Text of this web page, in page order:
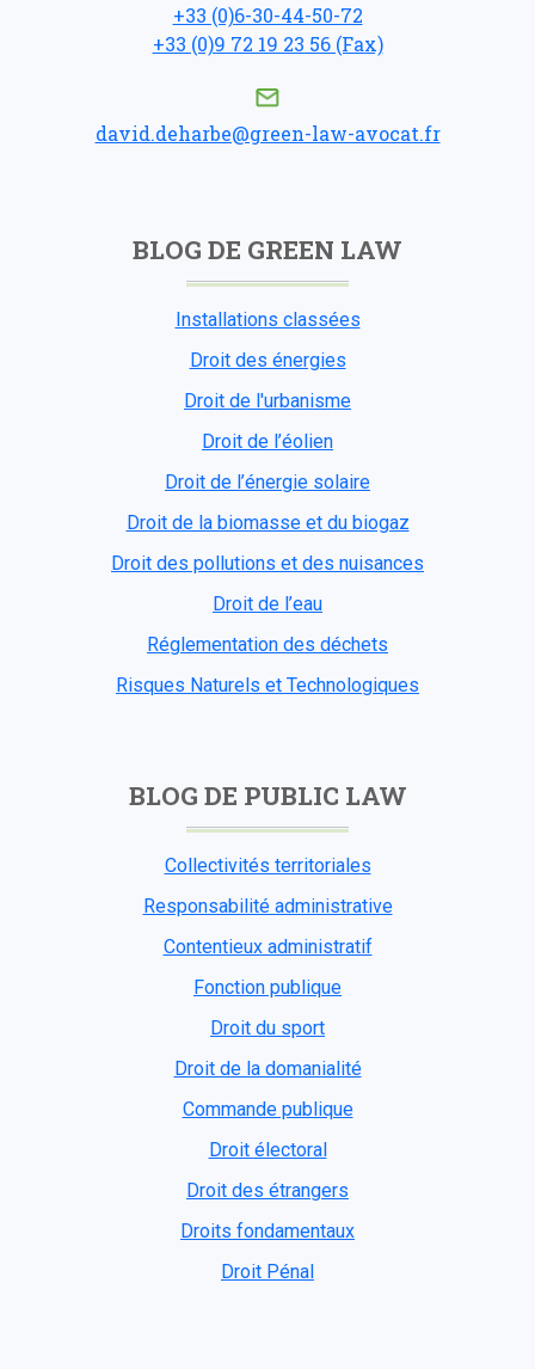
+33 (0)6-30-44-50-72
+33 (0)9 72 19 23 56 (Fax)
david.deharbe@green-law-avocat.fr
BLOG DE GREEN LAW
Installations classées
Droit des énergies
Droit de l'urbanisme
Droit de l’éolien
Droit de l’énergie solaire
Droit de la biomasse et du biogaz
Droit des pollutions et des nuisances
Droit de l’eau
Réglementation des déchets
Risques Naturels et Technologiques
BLOG DE PUBLIC LAW
Collectivités territoriales
Responsabilité administrative
Contentieux administratif
Fonction publique
Droit du sport
Droit de la domanialité
Commande publique
Droit électoral
Droit des étrangers
Droits fondamentaux
Droit Pénal